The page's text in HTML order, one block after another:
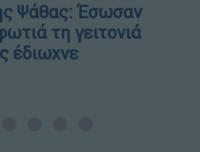
Ψάθας: Έσωσαν
τη γειτονιά
έδιωχνε